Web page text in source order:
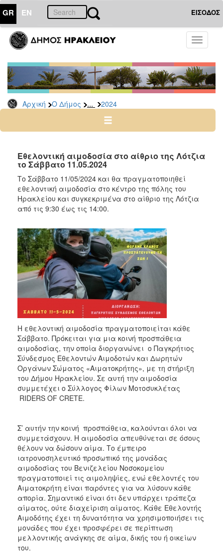
GR EN ΕΙΣΟΔΟΣ
Toggle
Αρχική Ο Δήμος ... 2024
ΔΗΜΟΣ
Δελτία
Τύπου
Αρχείο
2026
2024
2022
2021
2020
2019
2017
2016
2015
2013
2012
2011
2010
2006
ΤΟΠΟΣ
ΠΟΛΙΤΙΣΜΟΣ
ΑΝΘΕΚΤΙΚΗ
ΠΟΛΗ
Εθελοντική αιμοδοσία στο αίθριο της Λότζια
το Σάββατο 11.05.2024
Το Σάββατο 11/05/2024 και θα πραγματοποιηθεί
εθελοντική αιμοδοσία στο κέντρο της πόλης του
Ηρακλείου και συγκεκριμένα στο αίθριο της Λότζια
από τις 9:30 έως τις 14:00.
Η εθελοντική αιμοδοσία πραγματοποιείται κάθε
Σάββατο. Πρόκειται για μια κοινή προσπάθεια
αιμοδοσίας, την οποία διοργανώνει ο Παγκρήτιος
Σύνδεσμος Εθελοντών Αιμοδοτών και Δωρητών
Οργάνων Σώματος «Αιματοκρήτης», με τη στήριξη
του Δήμου Ηρακλείου. Σε αυτή την αιμοδοσία
συμμετέχει ο Σύλλογος Φίλων Μοτοσυκλέτας
RIDERS OF CRETE.
Σ’ αυτήν την κοινή προσπάθεια, καλούνται όλοι να
συμμετάσχουν. Η αιμοδοσία απευθύνεται σε όσους
θέλουν να δώσουν αίμα. Το έμπειρο
ιατρονοσηλευτικό προσωπικό της μονάδας
αιμοδοσίας του Βενιζελείου Νοσοκομείου
πραγματοποιεί τις αιμοληψίες, ενώ εθελοντές του
Αιματοκρήτη είναι παρόντες για να λύσουν κάθε
απορία. Σημαντικό είναι ότι δεν υπάρχει τράπεζα
αίματος, ούτε διαχείριση αίματος. Κάθε Εθελοντής
Αιμοδότης έχει τη δυνατότητα να χρησιμοποιήσει τις
μονάδες που έχει προσφέρει σε περίπτωση
μελλοντικής ανάγκης σε αίμα, δικής του ή οικείων
του.